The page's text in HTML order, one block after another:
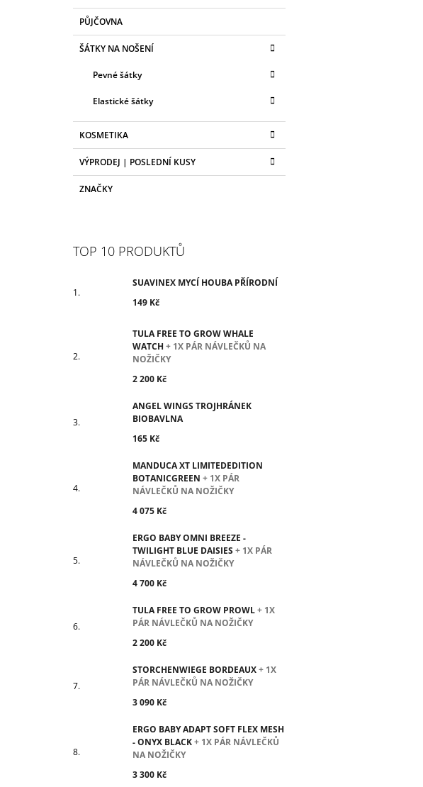
PŮJČOVNA
ŠÁTKY NA NOŠENÍ
Pevné šátky
Elastické šátky
KOSMETIKA
VÝPRODEJ | POSLEDNÍ KUSY
ZNAČKY
TOP 10 PRODUKTŮ
SUAVINEX MYCÍ HOUBA PŘÍRODNÍ
149 Kč
TULA FREE TO GROW WHALE
WATCH + 1X PÁR NÁVLEČKŮ NA
NOŽIČKY
2 200 Kč
ANGEL WINGS TROJHRÁNEK
BIOBAVLNA
165 Kč
MANDUCA XT LIMITEDEDITION
BOTANICGREEN + 1X PÁR
NÁVLEČKŮ NA NOŽIČKY
4 075 Kč
ERGO BABY OMNI BREEZE -
TWILIGHT BLUE DAISIES+ 1X PÁR
NÁVLEČKŮ NA NOŽIČKY
4 700 Kč
TULA FREE TO GROW PROWL+ 1X
PÁR NÁVLEČKŮ NA NOŽIČKY
2 200 Kč
STORCHENWIEGE BORDEAUX+ 1X
PÁR NÁVLEČKŮ NA NOŽIČKY
3 090 Kč
ERGO BABY ADAPT SOFT FLEX MESH
- ONYX BLACK+ 1X PÁR NÁVLEČKŮ
NA NOŽIČKY
3 300 Kč